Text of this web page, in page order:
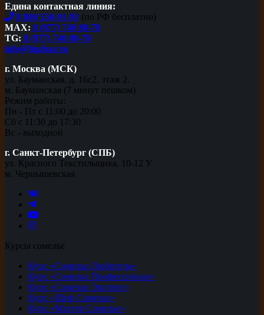
Едина контактная линия:
8 800 550-91-93 (по РФ бесплатно)
MAX: 8 (977) 740 80-70
TG: 8 (977) 740 80-70
info@ligabar.ru
г. Москва (МСК)
ул. Бауманская, д. 16с2, этаж 2.
м. Бауманская (7 минут пешком)
Режим работы:
Пн - Пт с 11:00 до 20:00
Сб с 11:30 до 17:30
Вс - выходной
г. Санкт-Петербург (СПБ)
ул. Красного Текстильщика, 10-12 У
м. Чернышевская
Курсы сомелье
Курс «Сомелье Любитель»
Курс «Сомелье Профессионал»
Курс «Сомелье Эксперт»
Курс «Шеф Сомелье»
Курс «Мастер Сомелье»